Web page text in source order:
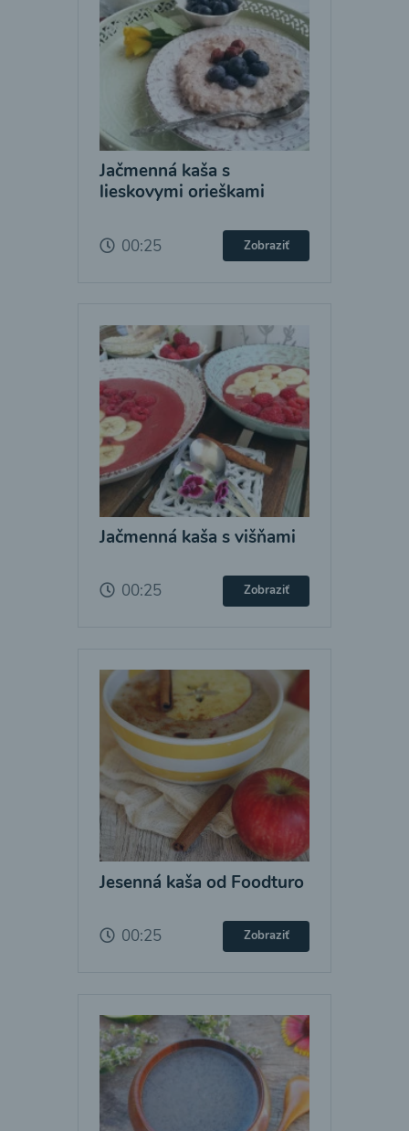
Jačmenná kaša s
lieskovymi orieškami
00:25 Zobraziť
Jačmenná kaša s višňami
00:25 Zobraziť
Jesenná kaša od Foodturo
00:25 Zobraziť